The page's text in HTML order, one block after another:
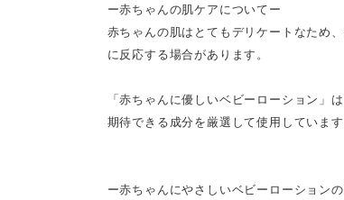
ー赤ちゃんの肌ケアについてー
赤ちゃんの肌はとてもデリケートなため
に反応する場合があります。
「赤ちゃんに優しいベビーローション」
期待できる成分を厳選して使用しています
ー赤ちゃんにやさしいベビーローション